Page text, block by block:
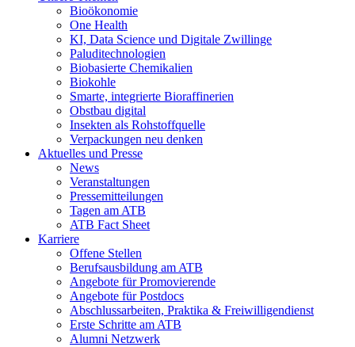
Bioökonomie
One Health
KI, Data Science und Digitale Zwillinge
Paluditechnologien
Biobasierte Chemikalien
Biokohle
Smarte, integrierte Bioraffinerien
Obstbau digital
Insekten als Rohstoffquelle
Verpackungen neu denken
Aktuelles und Presse
News
Veranstaltungen
Pressemitteilungen
Tagen am ATB
ATB Fact Sheet
Karriere
Offene Stellen
Berufsausbildung am ATB
Angebote für Promovierende
Angebote für Postdocs
Abschlussarbeiten, Praktika & Freiwilligendienst
Erste Schritte am ATB
Alumni Netzwerk